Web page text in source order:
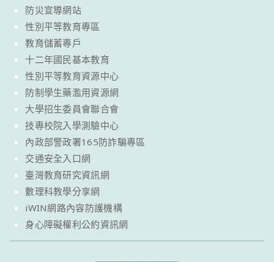
防災宣導網站
性別平等教育專區
教育儲蓄專戶
十二年國民基本教育
性別平等教育資源中心
防制學生藥濫用資源網
大學招生委員會聯合會
技專校院入學測驗中心
內政部警政署165防詐騙專區
交通安全入口網
臺灣教育研究資訊網
數理科教學分享網
iWIN網路內容防護機構
身心障礙權利公約資訊網